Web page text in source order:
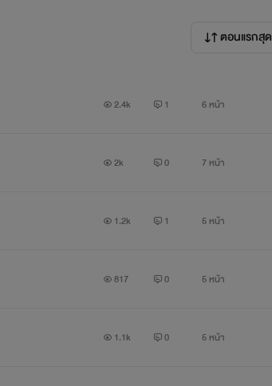
ตอนแรกสุด
2.4k 1 6 หน้า
2k 0 7 หน้า
1.2k 1 5 หน้า
817 0 5 หน้า
1.1k 0 5 หน้า